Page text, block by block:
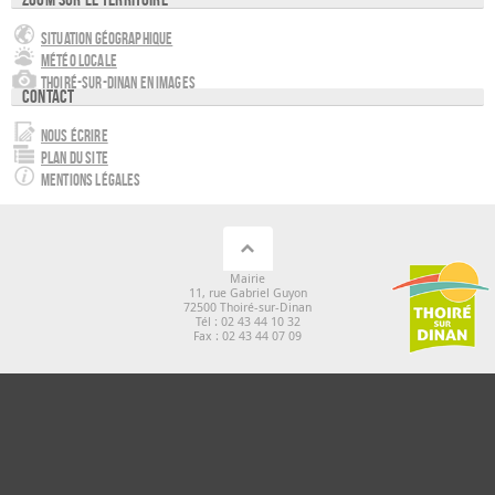
Situation géographique
Météo locale
Thoiré-sur-Dinan en images
Contact
Nous écrire
Plan du site
Mentions légales
Mairie
11, rue Gabriel Guyon
72500 Thoiré-sur-Dinan
Tél : 02 43 44 10 32
Fax : 02 43 44 07 09